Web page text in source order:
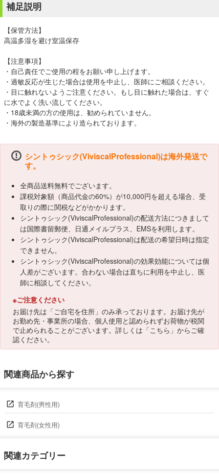
補足説明
【保管方法】
高温多湿を避け室温保存
【注意事項】
・自己責任でご使用の程をお願い申し上げます。
・過敏反応が生じた場合は使用を中止し、医師にご相談ください。
・目に触れないようご注意ください。もし目に触れた場合は、すぐ
に水でよく洗い流してください。
・18歳未満の方の使用は、勧められていません。
・海外の製造基準により造られております。
シントゥシック(ViviscalProfessional)は海外発送で
す。
全商品送料無料でございます。
課税対象額（商品代金の60%）が10,000円を超える場合、受
取りの際に関税などがかかります。
シントゥシック(ViviscalProfessional)の配送方法につきまして
は国際書留郵便、日通メイルプラス、EMSを利用します。
シントゥシック(ViviscalProfessional)は配送の希望日時は指定
できません。
シントゥシック(ViviscalProfessional)の効果効能については個
人差がございます。合わない場合は直ちに利用を中止し、医
師に相談してください。
※ご注意ください
お届け先は「ご自宅を住所」のみ承っております。お届け先が
お勤め先・事業所の場合、個人使用と認められずお荷物が税関
で止められることがございます。詳しくは「こちら 」からご確
認ください。
関連商品から探す
育毛剤(男性用)
育毛剤(女性用)
関連カテゴリー